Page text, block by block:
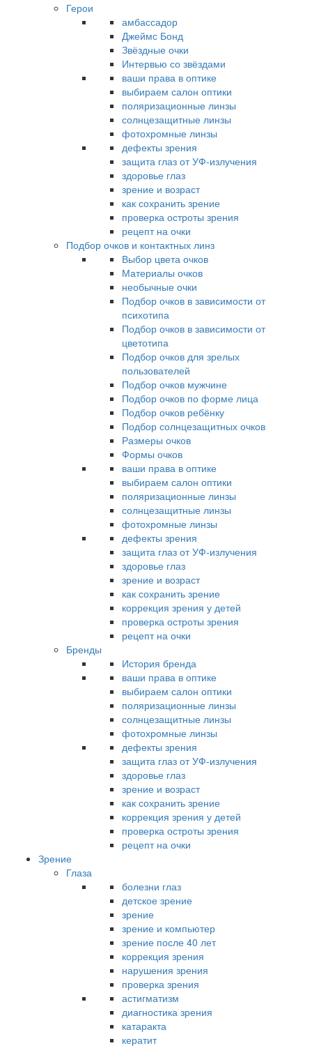
Герои
амбассадор
Джеймс Бонд
Звёздные очки
Интервью со звёздами
ваши права в оптике
выбираем салон оптики
поляризационные линзы
солнцезащитные линзы
фотохромные линзы
дефекты зрения
защита глаз от УФ-излучения
здоровье глаз
зрение и возраст
как сохранить зрение
проверка остроты зрения
рецепт на очки
Подбор очков и контактных линз
Выбор цвета очков
Материалы очков
необычные очки
Подбор очков в зависимости от
психотипа
Подбор очков в зависимости от
цветотипа
Подбор очков для зрелых
пользователей
Подбор очков мужчине
Подбор очков по форме лица
Подбор очков ребёнку
Подбор солнцезащитных очков
Размеры очков
Формы очков
ваши права в оптике
выбираем салон оптики
поляризационные линзы
солнцезащитные линзы
фотохромные линзы
дефекты зрения
защита глаз от УФ-излучения
здоровье глаз
зрение и возраст
как сохранить зрение
коррекция зрения у детей
проверка остроты зрения
рецепт на очки
Бренды
История бренда
ваши права в оптике
выбираем салон оптики
поляризационные линзы
солнцезащитные линзы
фотохромные линзы
дефекты зрения
защита глаз от УФ-излучения
здоровье глаз
зрение и возраст
как сохранить зрение
коррекция зрения у детей
проверка остроты зрения
рецепт на очки
Зрение
Глаза
болезни глаз
детское зрение
зрение
зрение и компьютер
зрение после 40 лет
коррекция зрения
нарушения зрения
проверка зрения
астигматизм
диагностика зрения
катаракта
кератит